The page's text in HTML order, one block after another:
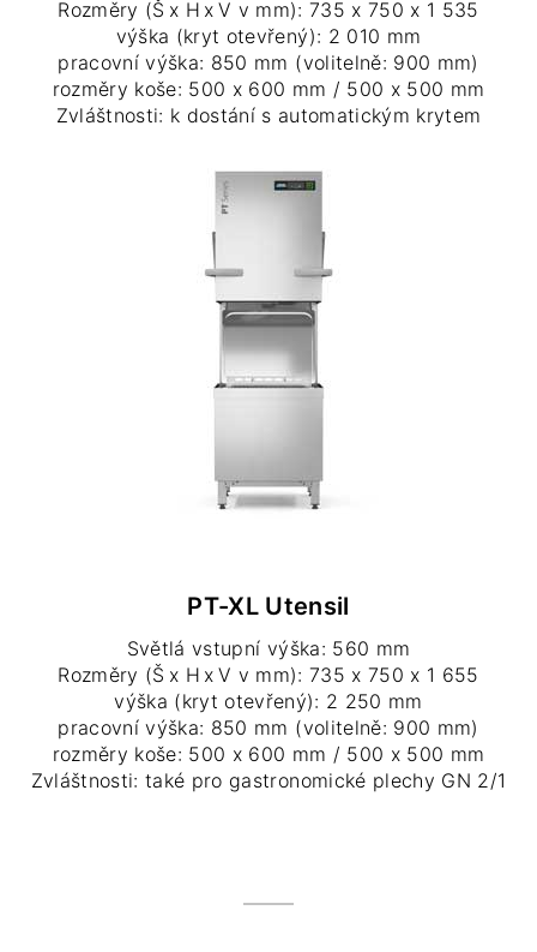
Rozměry (Š x H x V v mm): 735 x 750 x 1 535
výška (kryt otevřený): 2 010 mm
pracovní výška: 850 mm (volitelně: 900 mm)
rozměry koše: 500 x 600 mm / 500 x 500 mm
Zvláštnosti: k dostání s automatickým krytem
PT-XL Utensil
Světlá vstupní výška: 560 mm
Rozměry (Š x H x V v mm): 735 x 750 x 1 655
výška (kryt otevřený): 2 250 mm
pracovní výška: 850 mm (volitelně: 900 mm)
rozměry koše: 500 x 600 mm / 500 x 500 mm
Zvláštnosti: také pro gastronomické plechy GN 2/1